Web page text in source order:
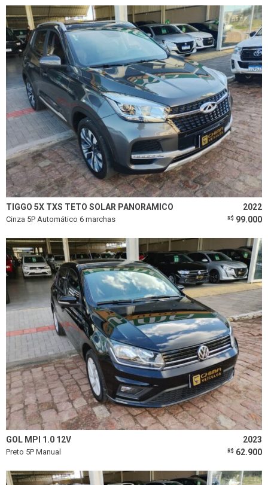
TIGGO 5X TXS TETO SOLAR PANORAMICO 2022
Cinza 5P Automático 6 marchas R$ 99.000
GOL MPI 1.0 12V 2023
Preto 5P Manual R$ 62.900